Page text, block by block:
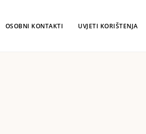
OSOBNI KONTAKTI UVJETI KORIŠTENJA